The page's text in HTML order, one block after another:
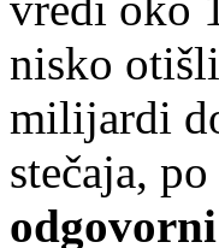
nisko
milijardi
stečaja,